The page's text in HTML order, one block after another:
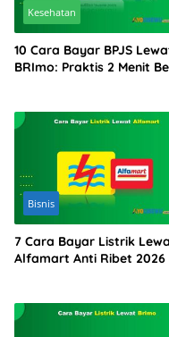
Kesehatan
10 Cara Bayar BPJS
BRImo: Praktis 2 Menit
Bisnis
7 Cara Bayar Listrik
Alfamart Anti Ribet 2026